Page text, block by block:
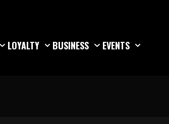
LOYALTY BUSINESS EVENTS